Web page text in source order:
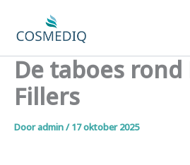
inhoud
De taboes
Fillers
Dooradmin/17 oktober 2025